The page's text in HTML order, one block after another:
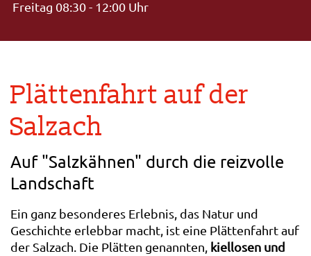
Freitag 08:30 - 12:00 Uhr
Plättenfahrt auf der
Salzach
Auf "Salzkähnen" durch die reizvolle
Landschaft
Ein ganz besonderes Erlebnis, das Natur und
Geschichte erlebbar macht, ist eine Plättenfahrt auf
der Salzach. Die Plätten genannten, kiellosen und